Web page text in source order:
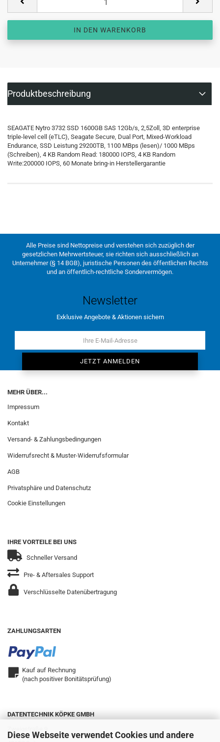
Diese Webseite verwendet Cookies und andere
Produktbeschreibung
SEAGATE Nytro 3732 SSD 1600GB SAS 12Gb/s, 2,5Zoll, 3D enterprise
triple-level cell (eTLC), Seagate Secure, Dual Port, Mixed-Workload
Endurance, SSD Leistung 29200TB, 1100 MBps (lesen)/ 1000 MBps
(Schreiben), 4 KB Random Read: 180000 IOPS, 4 KB Random
Write:200000 IOPS, 60 Monate bring-in Herstellergarantie
Alle Preise sind Nettopreise und verstehen sich zuzüglich der
gesetzlichen Mehrwertsteuer, sie richten sich ausschließlich an
Unternehmer (§ 14 BGB), juristische Personen des öffentlichen Rechts
und an öffentlich-rechtliche Sondervermögen.
Newsletter
Exklusive Angebote & Aktionen sichern
MEHR ÜBER...
Impressum
Kontakt
Versand- & Zahlungsbedingungen
Widerrufsrecht & Muster-Widerrufsformular
AGB
Privatsphäre und Datenschutz
Cookie Einstellungen
IHRE VORTEILE BEI UNS
Schneller Versand
Pre- & Aftersales Support
Verschlüsselte Datenübertragung
ZAHLUNGSARTEN
Kauf auf Rechnung
(nach positiver Bonitätsprüfung)
DATENTECHNIK KÖPKE GMBH